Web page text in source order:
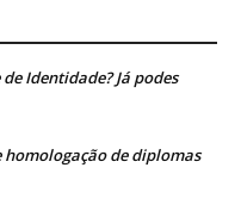
Identidade? Já podes
homologação de diplomas